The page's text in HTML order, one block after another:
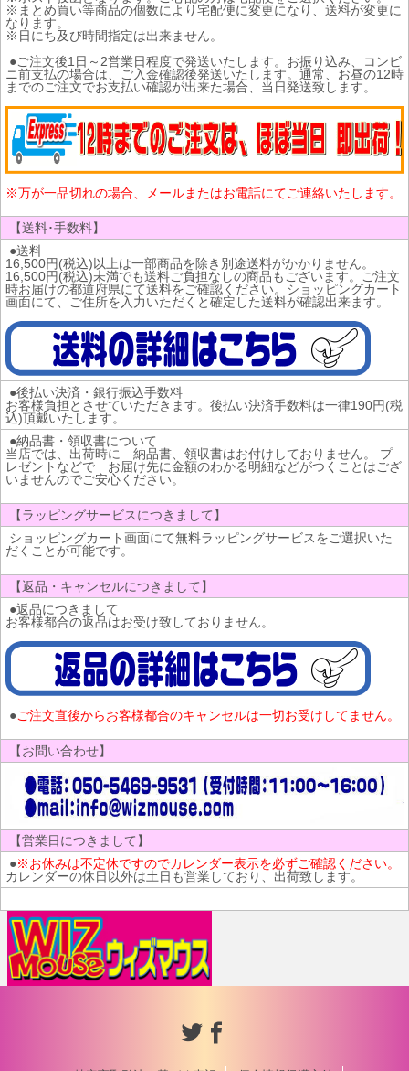
※まとめ買い等商品の個数により宅配便に変更になり、送料が変更に
なります。
※日にち及び時間指定は出来ません。
●ご注文後1日～2営業日程度で発送いたします。お振り込み、コンビ
ニ前支払の場合は、ご入金確認後発送いたします。通常、お昼の12時
までのご注文でお支払い確認が出来た場合、当日発送致します。
※万が一品切れの場合、メールまたはお電話にてご連絡いたします。
【送料･手数料】
●送料
16,500円(税込)以上は一部商品を除き別途送料がかかりません。
16,500円(税込)未満でも送料ご負担なしの商品もございます。ご注文
時お届けの都道府県にて送料をご確認ください。ショッピングカート
画面にて、ご住所を入力いただくと確定した送料が確認出来ます。
●後払い決済・銀行振込手数料
お客様負担とさせていただきます。後払い決済手数料は一律190円(税
込)頂戴いたします。
●納品書・領収書について
当店では、出荷時に 納品書、領収書はお付けしておりません。 プ
レゼントなどで お届け先に金額のわかる明細などがつくことはござ
いませんのでご安心ください。
【ラッピングサービスにつきまして】
ショッピングカート画面にて無料ラッピングサービスをご選択いた
だくことが可能です。
【返品・キャンセルにつきまして】
●返品につきまして
お客様都合の返品はお受け致しておりません。
●ご注文直後からお客様都合のキャンセルは一切お受けしてません。
【お問い合わせ】
【営業日につきまして】
●※お休みは不定休ですのでカレンダー表示を必ずご確認ください。
カレンダーの休日以外は土日も営業しており、出荷致します。